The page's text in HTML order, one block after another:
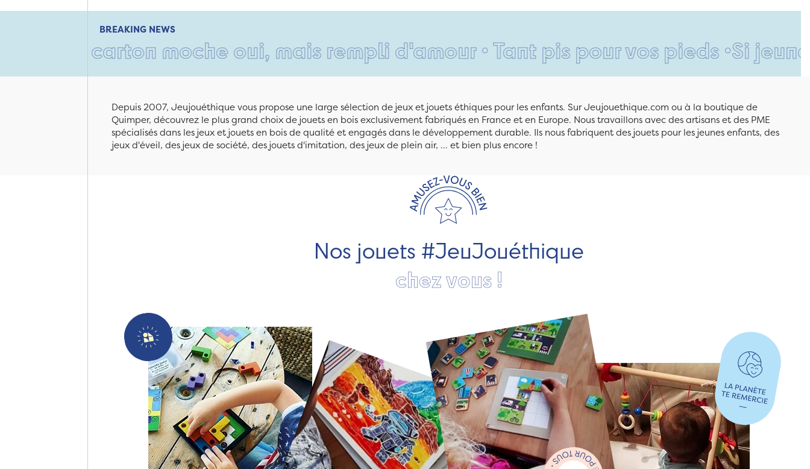
BREAKING NEWS
carton moche oui, mais rempli d'amour • Tant pis pour vos pieds •Si jeune et
Depuis 2007, Jeujouéthique vous propose une large sélection de jeux et jouets éthiques pour les enfants. Sur Jeujouethique.com ou à la boutique de
Quimper, découvrez le plus grand choix de jouets en bois exclusivement fabriqués en France et en Europe. Nous travaillons avec des artisans et des PME
spécialisés dans les jeux et jouets en bois de qualité et engagés dans le développement durable. Ils nous fabriquent des jouets pour les jeunes enfants, des
jeux d'éveil, des jeux de société, des jouets d'imitation, des jeux de plein air, ... et bien plus encore !
Nos jouets #JeuJouéthique
chez vous !